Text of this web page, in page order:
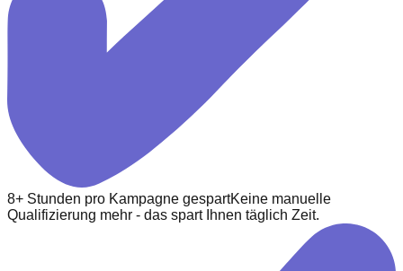
8+ Stunden pro Kampagne gespartKeine manuelle
Qualifizierung mehr - das spart Ihnen täglich Zeit.